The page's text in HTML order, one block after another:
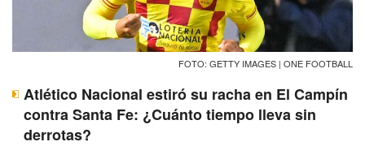
FOTO: GETTY IMAGES | ONE FOOTBALL
Atlético Nacional estiró su racha en El Campín
contra Santa Fe: ¿Cuánto tiempo lleva sin
derrotas?